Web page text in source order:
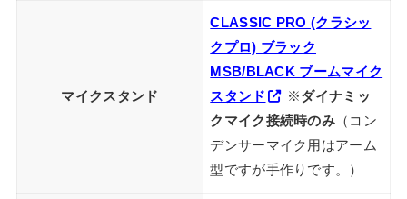
マイクスタンド
CLASSIC PRO (クラシッ
クプロ) ブラック
MSB/BLACK ブームマイク
スタンド
※ダイナミッ
クマイク接続時のみ （コン
デンサーマイク用はアーム
型ですが手作りです。）